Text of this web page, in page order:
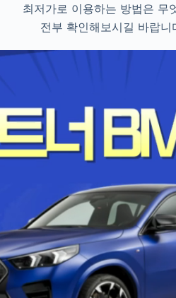
최저가로 이용하는 방법은 무
전부 확인해보시길 바랍니